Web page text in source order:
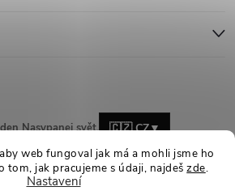
web fungoval jak má a mohli jsme ho
tom, jak pracujeme s údaji, najdešzde.
Nastavení
Nasypanej svět. 🇨🇿 CZ▼